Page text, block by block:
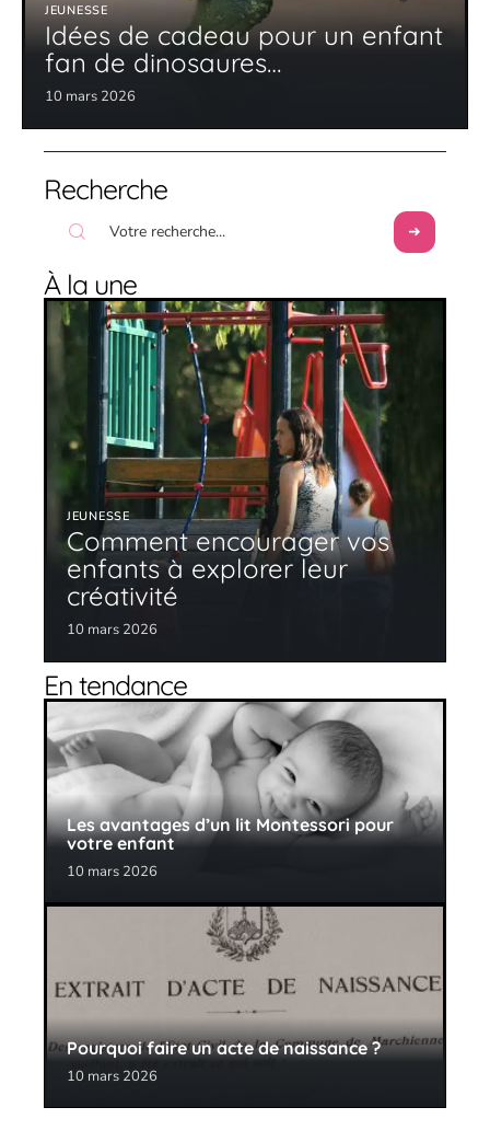
JEUNESSE
Idées de cadeau pour un enfant
fan de dinosaures…
10 mars 2026
Recherche
À la une
JEUNESSE
Comment encourager vos
enfants à explorer leur
créativité
10 mars 2026
En tendance
Les avantages d’un lit Montessori pour
votre enfant
10 mars 2026
Pourquoi faire un acte de naissance ?
10 mars 2026